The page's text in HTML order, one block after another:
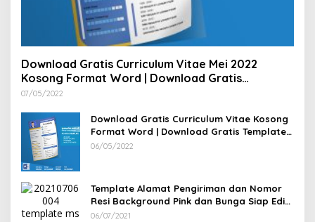
Download Gratis Curriculum Vitae Mei 2022
Kosong Format Word | Download Gratis
Template CV Lamaran Kerja Doc Bisa Diedit
07/05/2022
Download Gratis Curriculum Vitae Kosong
Format Word | Download Gratis Template
CV Lamaran Kerja Doc Mudah Diedit
06/05/2022
Template Alamat Pengiriman dan Nomor
Resi Background Pink dan Bunga Siap Edit
Word
06/07/2021